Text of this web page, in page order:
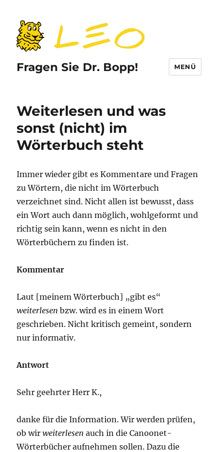
Fragen Sie Dr. Bopp! MENÜ
Weiterlesen und was
sonst (nicht) im
Wörterbuch steht
Immer wieder gibt es Kommentare und Fragen
zu Wörtern, die nicht im Wörterbuch
verzeichnet sind. Nicht allen ist bewusst, dass
ein Wort auch dann möglich, wohlgeformt und
richtig sein kann, wenn es nicht in den
Wörterbüchern zu finden ist.
Kommentar
Laut [meinem Wörterbuch] „gibt es“
weiterlesen bzw. wird es in einem Wort
geschrieben. Nicht kritisch gemeint, sondern
nur informativ.
Antwort
Sehr geehrter Herr K.,
danke für die Information. Wir werden prüfen,
ob wirweiterlesen auch in die Canoonet-
Wörterbücher aufnehmen sollen. Dazu die